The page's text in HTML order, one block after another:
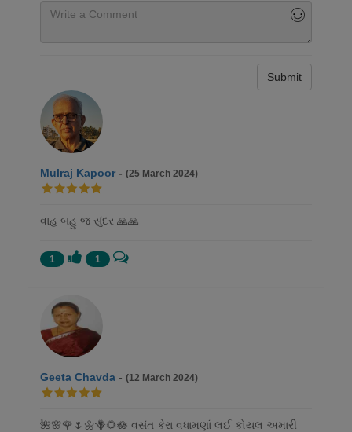
Submit
Mulraj Kapoor - (25 March 2024)
વાહ બહુ જ સુંદર 🙏🙏
1 1
Geeta Chavda - (12 March 2024)
🌺🌸🌹🌷🌼🪻🌻🪷 વસંત કેરા વધામણાં લઈ કોયલ અમારી